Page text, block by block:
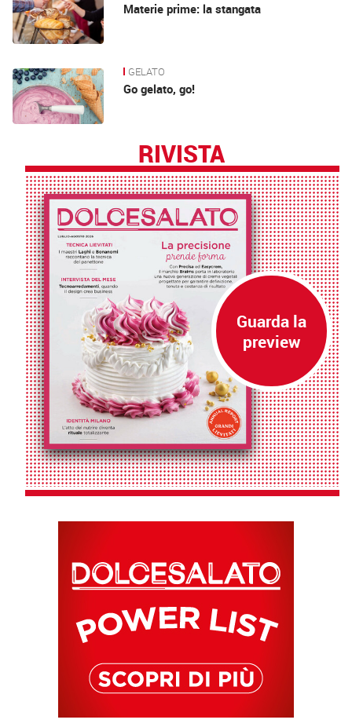
Materie prime: la stangata
GELATO
Go gelato, go!
RIVISTA